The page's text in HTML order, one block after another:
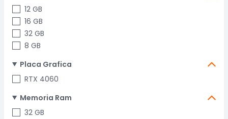
12 GB
16 GB
32 GB
8 GB
Placa Grafica
RTX 4060
Memoria Ram
32 GB